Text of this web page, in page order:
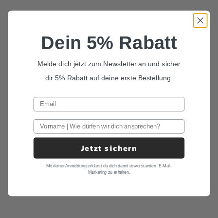
Bandana Tony
Bandana Matteo
Dein 5% Rabatt
Melde dich jetzt zum Newsletter an und sicher
dir 5% Rabatt auf deine erste Bestellung.
Jetzt sichern
Mit deiner Anmeldung erklärst du dich damit einverstanden, E-Mail-
Marketing zu erhalten.